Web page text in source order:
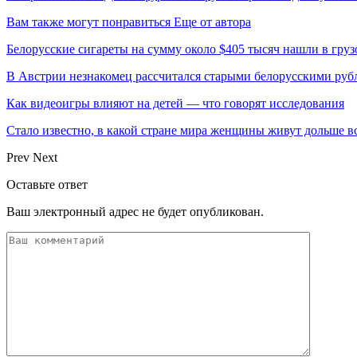
Вам также могут понравиться Еще от автора
Белорусские сигареты на сумму около $405 тысяч нашли в
В Австрии незнакомец рассчитался старыми белорусскими
Как видеоигры влияют на детей — что говорят исследования
Стало известно, в какой стране мира женщины живут дольше
Prev Next
Оставьте ответ
Ваш электронный адрес не будет опубликован.